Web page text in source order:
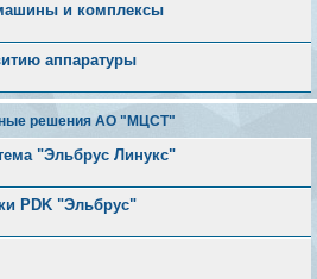
и комплексы
аппаратуры
решения АО "МЦСТ"
"Эльбрус Линукс"
PDK "Эльбрус"